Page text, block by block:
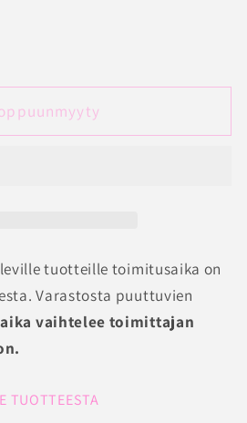
tuotteille toimitusaika on
Varastosta puuttuvien
vaihtelee toimittajan
TUOTTEESTA